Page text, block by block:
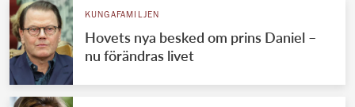
KUNGAFAMILJEN
Hovets nya besked om prins Daniel –
nu förändras livet